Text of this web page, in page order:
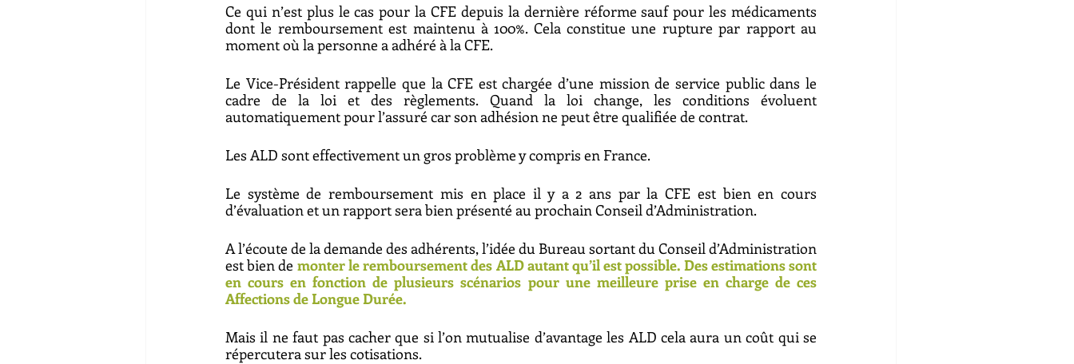
Ce qui n’est plus le cas pour la CFE depuis la dernière réforme sauf pour les médicaments
dont le remboursement est maintenu à 100%. Cela constitue une rupture par rapport au
moment où la personne a adhéré à la CFE.
Le Vice-Président rappelle que la CFE est chargée d’une mission de service public dans le
cadre de la loi et des règlements. Quand la loi change, les conditions évoluent
automatiquement pour l’assuré car son adhésion ne peut être qualifiée de contrat.
Les ALD sont effectivement un gros problème y compris en France.
Le système de remboursement mis en place il y a 2 ans par la CFE est bien en cours
d’évaluation et un rapport sera bien présenté au prochain Conseil d’Administration.
A l’écoute de la demande des adhérents, l’idée du Bureau sortant du Conseil d’Administration
est bien de monter le remboursement des ALD autant qu’il est possible. Des estimations sont
en cours en fonction de plusieurs scénarios pour une meilleure prise en charge de ces
Affections de Longue Durée.
Mais il ne faut pas cacher que si l’on mutualise d’avantage les ALD cela aura un coût qui se
répercutera sur les cotisations.